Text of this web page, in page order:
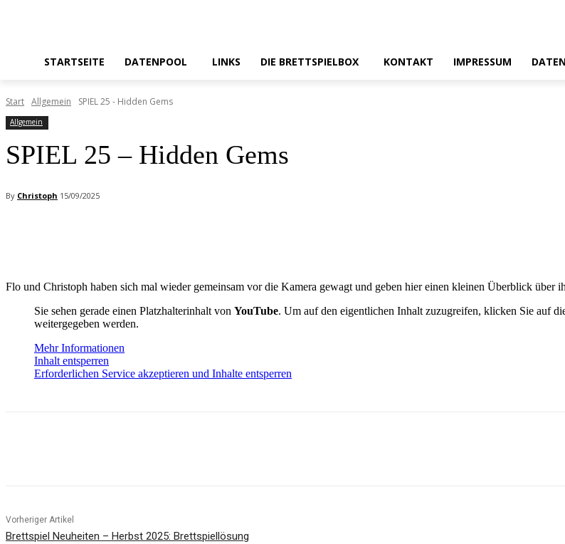
STARTSEITE DATENPOOL LINKS DIE BRETTSPIELBOX KONTAKT IMPRESSUM
Start Allgemein SPIEL 25 - Hidden Gems
Allgemein
SPIEL 25 – Hidden Gems
By Christoph 15/09/2025
Flo und Christoph haben sich mal wieder gemeinsam vor die Kamera gewagt und geben hier einen kleinen Überblick über
Sie sehen gerade einen Platzhalterinhalt von YouTube. Um auf den eigentlichen Inhalt zuzugreifen, klicken Sie auf
weitergegeben werden.
Mehr Informationen
Inhalt entsperren
Erforderlichen Service akzeptieren und Inhalte entsperren
Vorheriger Artikel
Brettspiel Neuheiten – Herbst 2025: Brettspiellösung